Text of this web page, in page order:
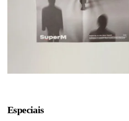
Especiais